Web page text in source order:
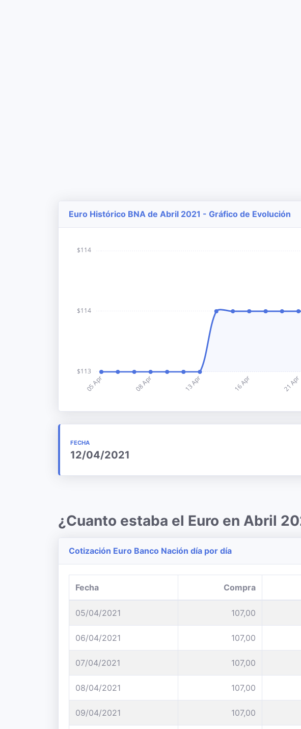
Euro Histórico BNA de Abril 2021 - Gráfico de Evolución
FECHA
12/04/2021
¿Cuanto estaba el Euro en Abril
Cotización Euro Banco Nación día por día
Fecha Compra
05/04/2021 107,00
06/04/2021 107,00
07/04/2021 107,00
08/04/2021 107,00
09/04/2021 107,00